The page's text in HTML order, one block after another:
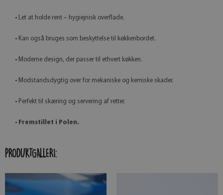
• Let at holde rent – hygiejnisk overflade.
• Kan også bruges som beskyttelse til køkkenbordet.
• Moderne design, der passer til ethvert køkken.
• Modstandsdygtig over for mekaniske og kemiske skader.
• Perfekt til skæring og servering af retter.
• Fremstillet i Polen.
PRODUKTGALLERI: